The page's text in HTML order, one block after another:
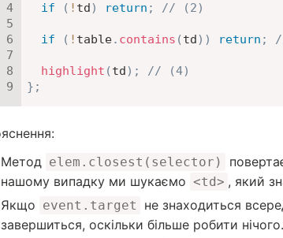
if ( ! td) return ; // (2)
if ( ! table. contains (td) ) return ;
highlight (td) ;
// (4)
} ;
Метод elem.closest(selector)
нашому випадку ми шукаємо <td> , який
Якщо event.target не знаходиться
завершиться, оскільки більше робити нічого.